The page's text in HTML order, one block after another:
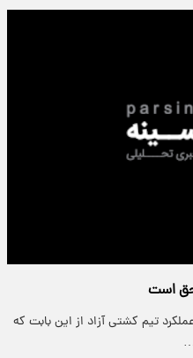
حق است
تیم کشتی آزاد از این بابت که